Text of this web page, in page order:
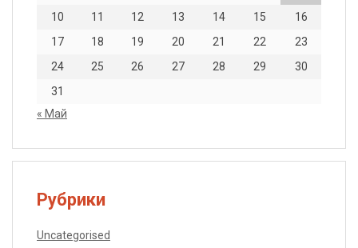
10
11 12 13 14 15
16
17
18 19 20 21 22
23
24
25 26 27 28 29
30
31
« Май
Рубрики
Uncategorised